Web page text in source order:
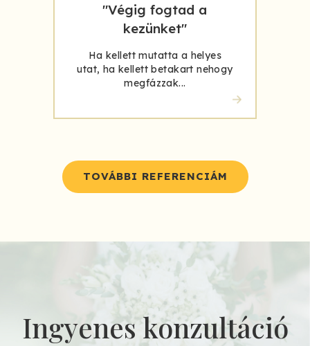
"Végig fogtad a
kezünket"
Ha kellett mutatta a helyes
utat, ha kellett betakart nehogy
megfázzak...
TOVÁBBI REFERENCIÁM
Ingyenes konzultáció